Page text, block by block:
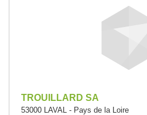
TROUILLARD SA
53000 LAVAL - Pays de la Loire